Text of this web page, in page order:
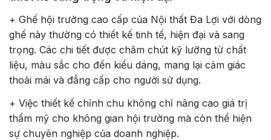
+ Ghế hội trường cao cấp của Nội thất Đa Lợi với dòng
ghế này thường có thiết kế tinh tế, hiện đại và sang
trọng. Các chi tiết được chăm chút kỹ lưỡng từ chất
liệu, màu sắc cho đến kiểu dáng, mang lại cảm giác
thoải mái và đẳng cấp cho người sử dụng.
+ Việc thiết kế chỉnh chu không chỉ nâng cao giá trị
thẩm mỹ cho không gian hội trường mà còn thể hiện
sự chuyên nghiệp của doanh nghiệp.